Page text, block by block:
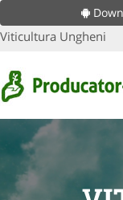
Viticultura Ungheni